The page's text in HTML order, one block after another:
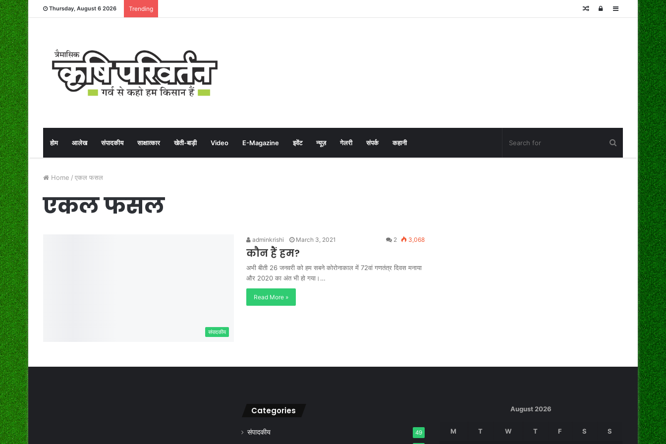
Thursday, August 6 2026 Trending Sidebar
Log
Random
होम आलेख संपादकीय साक्षात्कार खेती-बाड़ी Video E-Magazine इवेंट न्यूज़ गेलरी संपर्क कहानी
Home / एकल फसल
एकल फसल
संपादकीय
adminkrishi March 3, 2021 2 3,068
कौन हैं हम?
अभी बीती 26 जनवरी को हम सबने कोरोनाकाल में 72वां गणतंत्र दिवस मनाया
और 2020 का अंत भी हो गया।…
Read More »
Categories
संपादकीय 49
August 2026
M T W T F S S